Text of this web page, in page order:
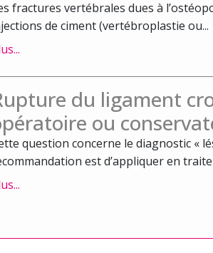
fractures vertébrales dues à
de ciment (vertébroplastie ou...
du ligament
ou
question concerne le diagnostic «
est d’appliquer en